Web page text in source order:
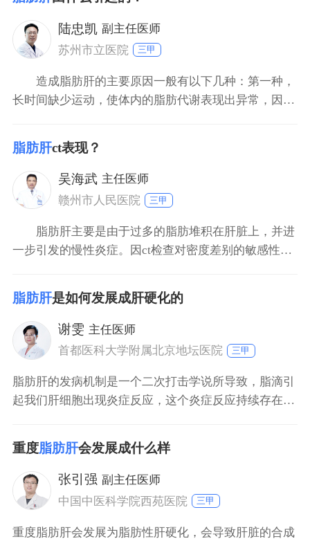
堆积。患者日常可以进行骑自行车、大步快走、游泳，
以及打羽毛球等运动，能够看控制患者的体重，避免肥
胖。对于血清
陆忠凯 副主任医师
苏州市立医院
三甲
造成脂肪肝的主要原因一般有以下几种：第一种，
长时间缺少运动，使体内的脂肪代谢表现出异常，因此
醇的食物；第三种，长时间饮酒，酒精的代谢产物影响
肝脏的代谢功能；第四种，可能是由于某些药物造成肝
脏脂肪变性，例如肾上腺皮质激素等。
脂肪肝ct表现？
吴海武 主任医师
赣州市人民医院
三甲
脂肪肝主要是由于过多的脂肪堆积在肝脏上，并进
一步引发的慢性炎症。因ct检查对密度差别的敏感性，
的部位密度较低，正常较为均匀；严重的脂肪肝，在肝
实质低密度的衬托下，可明显的呈现出肝血管影；一般
情况下，肝脏的ct值是高于脾脏的，但肝脏的ct值和肝
细胞
脂肪肝是如何发展成肝硬化的
谢雯 主任医师
首都医科大学附属北京地坛医院
三甲
脂肪肝的发病机制是一个二次打击学说所导致，脂滴引
起我们肝细胞出现炎症反应，这个炎症反应持续存在以
胞激活以后，纤维的沉积就开始加快，在这个持续存在
很长时间的加快以后，纤维化的沉积逐渐累积就会演变
为肝硬化，这个是它的一个发病的一个过程。在既往因
为脂肪肝相关的肝硬化，在这个阶段可能肝细胞里的脂
滴可
重度脂肪肝会发展成什么样
张引强 副主任医师
中国中医科学院西苑医院
三甲
重度脂肪肝会发展为脂肪性肝硬化，会导致肝脏的合成